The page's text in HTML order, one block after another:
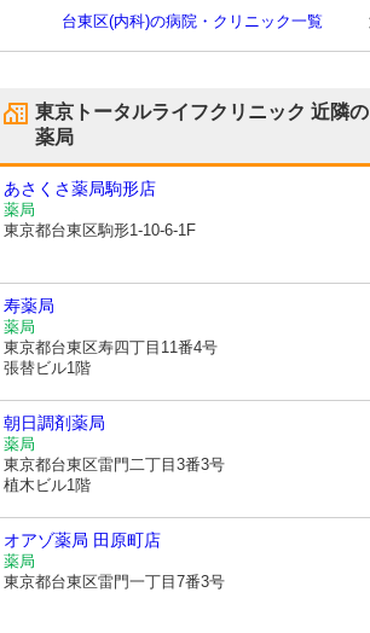
台東区(内科)の病院・クリニック一覧
東京トータルライフクリニック 近隣の
薬局
あさくさ薬局駒形店
薬局
東京都台東区駒形1-10-6-1F
寿薬局
薬局
東京都台東区寿四丁目11番4号
張替ビル1階
朝日調剤薬局
薬局
東京都台東区雷門二丁目3番3号
植木ビル1階
オアゾ薬局 田原町店
薬局
東京都台東区雷門一丁目7番3号